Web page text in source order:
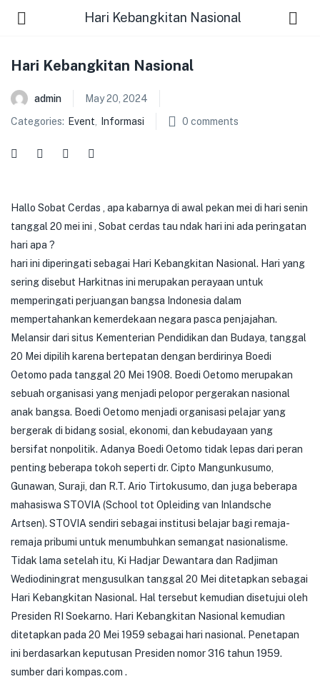
Hari Kebangkitan Nasional
Hari Kebangkitan Nasional
admin
May 20, 2024
Categories: Event Informasi 0 comments
Hallo Sobat Cerdas , apa kabarnya di awal pekan mei di hari senin
tanggal 20 mei ini , Sobat cerdas tau ndak hari ini ada peringatan
hari apa ?
hari ini diperingati sebagai Hari Kebangkitan Nasional. Hari yang
sering disebut Harkitnas ini merupakan perayaan untuk
memperingati perjuangan bangsa Indonesia dalam
mempertahankan kemerdekaan negara pasca penjajahan.
Melansir dari situs Kementerian Pendidikan dan Budaya, tanggal
20 Mei dipilih karena bertepatan dengan berdirinya Boedi
Oetomo pada tanggal 20 Mei 1908. Boedi Oetomo merupakan
sebuah organisasi yang menjadi pelopor pergerakan nasional
anak bangsa. Boedi Oetomo menjadi organisasi pelajar yang
bergerak di bidang sosial, ekonomi, dan kebudayaan yang
bersifat nonpolitik. Adanya Boedi Oetomo tidak lepas dari peran
penting beberapa tokoh seperti dr. Cipto Mangunkusumo,
Gunawan, Suraji, dan R.T. Ario Tirtokusumo, dan juga beberapa
mahasiswa STOVIA (School tot Opleiding van Inlandsche
Artsen). STOVIA sendiri sebagai institusi belajar bagi remaja-
remaja pribumi untuk menumbuhkan semangat nasionalisme.
Tidak lama setelah itu, Ki Hadjar Dewantara dan Radjiman
Wediodiningrat mengusulkan tanggal 20 Mei ditetapkan sebagai
Hari Kebangkitan Nasional. Hal tersebut kemudian disetujui oleh
Presiden RI Soekarno. Hari Kebangkitan Nasional kemudian
ditetapkan pada 20 Mei 1959 sebagai hari nasional. Penetapan
ini berdasarkan keputusan Presiden nomor 316 tahun 1959.
sumber dari kompas.com .